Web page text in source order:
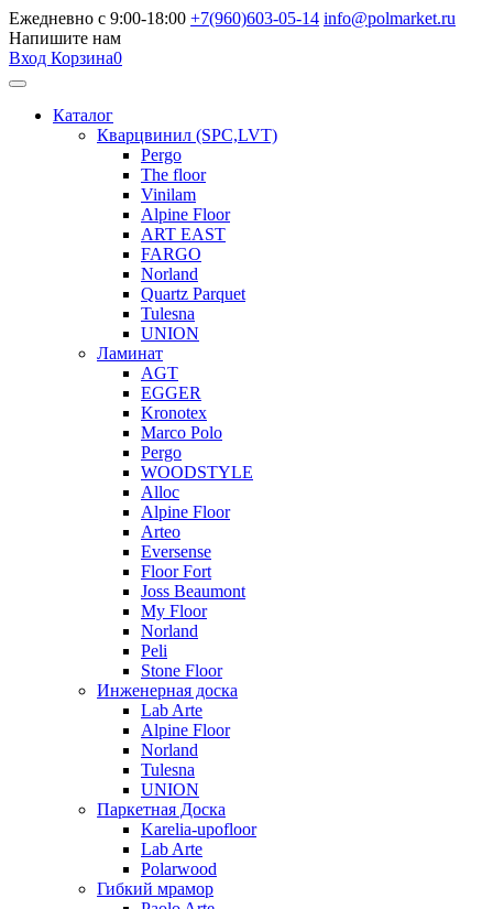
Ежедневно с 9:00-18:00 +7(960)603-05-14 info@polmarket.ru
Напишите нам
Вход Корзина0
Каталог
Кварцвинил (SPC,LVT)
Pergo
The floor
Vinilam
Alpine Floor
ART EAST
FARGO
Norland
Quartz Parquet
Tulesna
UNION
Ламинат
AGT
EGGER
Kronotex
Marco Polo
Pergo
WOODSTYLE
Alloc
Alpine Floor
Arteo
Eversense
Floor Fort
Joss Beaumont
My Floor
Norland
Peli
Stone Floor
Инженерная доска
Lab Arte
Alpine Floor
Norland
Tulesna
UNION
Паркетная Доска
Karelia-upofloor
Lab Arte
Polarwood
Гибкий мрамор